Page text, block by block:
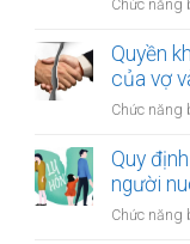
Chức năng
Quyền
của vợ
Chức năng
Quy
người
Chức năng